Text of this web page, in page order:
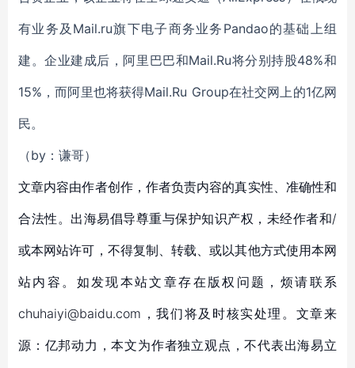
有业务及Mail.ru旗下电子商务业务Pandao的基础上组
建。企业建成后，阿里巴巴和Mail.Ru将分别持股48%和
15%，而阿里也将获得Mail.Ru Group在社交网上的1亿网
民。
（by：谦哥）
文章内容由作者创作，作者负责内容的真实性、准确性和
合法性。出海易倡导尊重与保护知识产权，未经作者和/
或本网站许可，不得复制、转载、或以其他方式使用本网
站内容。如发现本站文章存在版权问题，烦请联系
chuhaiyi@baidu.com，我们将及时核实处理。文章来
源：亿邦动力，本文为作者独立观点，不代表出海易立